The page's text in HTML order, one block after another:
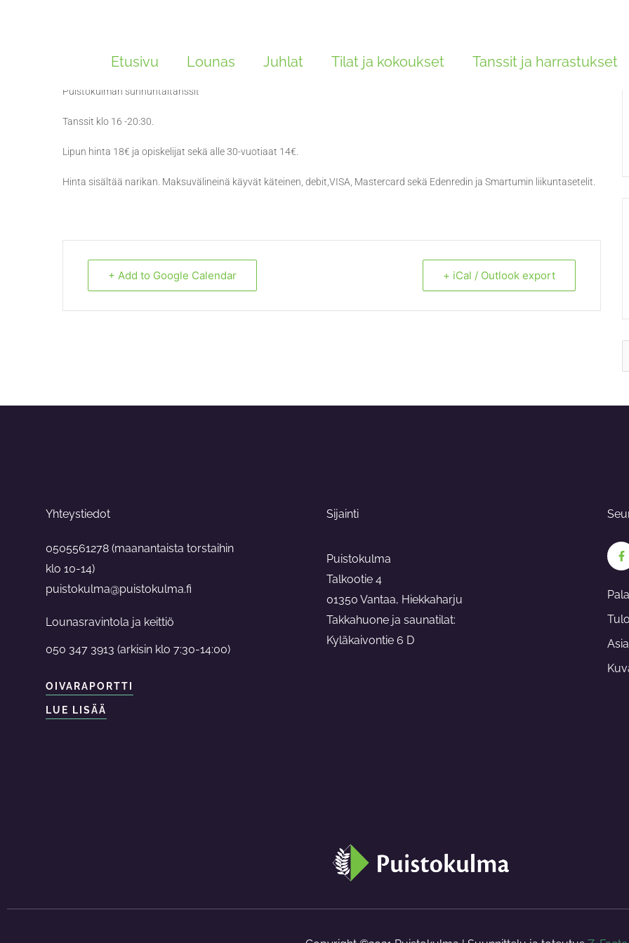
Etusivu Lounas Juhlat Tilat ja kokoukset Tanssit ja harrastukset
Tanssiyhtye Väliaikainen
Puistokulman sunnuntaitanssit
Tanssit klo 16 -20:30.
Lipun hinta 18€ ja opiskelijat sekä alle 30-vuotiaat 14€.
Hinta sisältää narikan. Maksuvälineinä käyvät käteinen, debit,VISA, Mastercard sekä Edenredin ja Smartumin liikuntasetelit.
+ Add to Google Calendar + iCal / Outlook export
Yhteystiedot
0505561278 (maanantaista torstaihin
klo 10-14)
puistokulma@puistokulma.fi
Lounasravintola ja keittiö
050 347 3913 (arkisin klo 7:30-14:00)
OIVARAPORTTI
LUE LISÄÄ
Sijainti
Puistokulma
Talkootie 4
01350 Vantaa, Hiekkaharju
Takkahuone ja saunatilat:
Kyläkaivontie 6 D
F
a
c
b
o
k
f